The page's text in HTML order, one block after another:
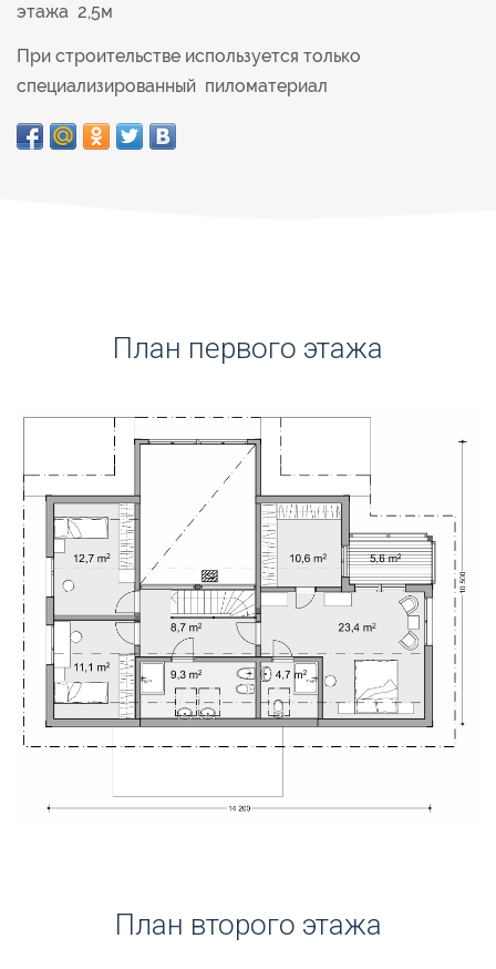
этажа 2,5м
При строительстве используется только
специализированный пиломатериал
План первого этажа
План второго этажа